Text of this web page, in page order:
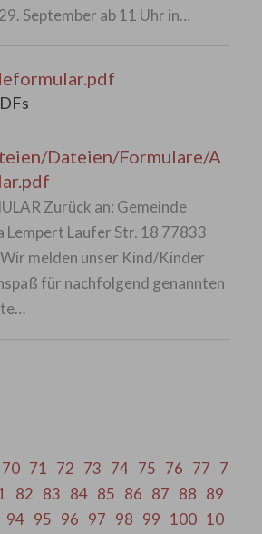
September ab 11 Uhr in…
Dateien/Formulare/A
Zurück an: Gemeinde
Laufer Str. 18 77833
melden unser Kind/Kinder
für nachfolgend genannten
70 71 72 73 74 75 76 77 7
82 83 84 85 86 87 88 89
94 95 96 97 98 99 100 10